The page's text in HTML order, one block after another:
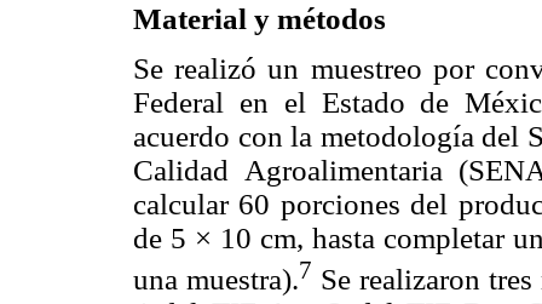
Material y métodos
Se realizó un muestreo por
Federal en el Estado de
acuerdo con la metodología del
Calidad Agroalimentaria
calcular 60 porciones del
de 5 × 10 cm, hasta completar
una muestra).7 Se realizaron